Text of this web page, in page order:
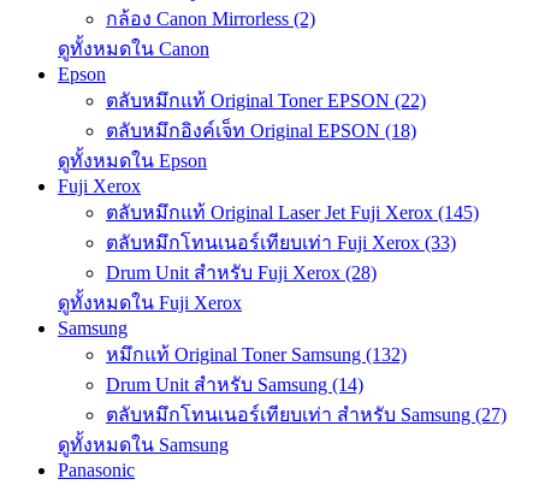
กล้อง Canon Mirrorless (2)
ดูทั้งหมดใน Canon
Epson
ตลับหมึกแท้ Original Toner EPSON (22)
ตลับหมึกอิงค์เจ็ท Original EPSON (18)
ดูทั้งหมดใน Epson
Fuji Xerox
ตลับหมึกแท้ Original Laser Jet Fuji Xerox (145)
ตลับหมึกโทนเนอร์เทียบเท่า Fuji Xerox (33)
Drum Unit สำหรับ Fuji Xerox (28)
ดูทั้งหมดใน Fuji Xerox
Samsung
หมึกแท้ Original Toner Samsung (132)
Drum Unit สำหรับ Samsung (14)
ตลับหมึกโทนเนอร์เทียบเท่า สำหรับ Samsung (27)
ดูทั้งหมดใน Samsung
Panasonic